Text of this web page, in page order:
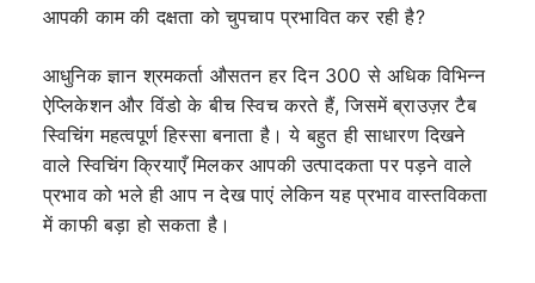
आपकी काम की दक्षता को चुपचाप प्रभावित कर रही है?
आधुनिक ज्ञान श्रमकर्ता औसतन हर दिन 300 से अधिक विभिन्न
ऐप्लिकेशन और विंडो के बीच स्विच करते हैं, जिसमें ब्राउज़र टैब
स्विचिंग महत्वपूर्ण हिस्सा बनाता है। ये बहुत ही साधारण दिखने
वाले स्विचिंग क्रियाएँ मिलकर आपकी उत्पादकता पर पड़ने वाले
प्रभाव को भले ही आप न देख पाएं लेकिन यह प्रभाव वास्तविकता
में काफी बड़ा हो सकता है।